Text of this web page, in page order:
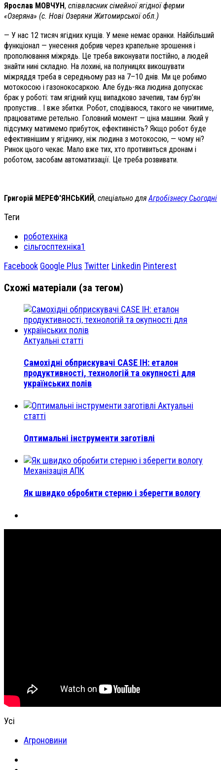
Ярослав МОВЧУН, співвласник сімейної ягідної ферми
«Озеряна» (с. Нові Озеряни Житомирської обл.)
— У нас 12 тисяч ягідних кущів. У мене немає оранки. Найбільший
функціонал — унесення добрив через крапельне зрошення і
прополювання міжрядь. Це треба виконувати постійно, а людей
знайти нині складно. На лохині, на полуницях викошувати
міжряддя треба в середньому раз на 7–10 днів. Ми це робимо
мотокосою і газонокосаркою. Але будь-яка людина допускає
брак у роботі: там ягідний кущ випадково зачепив, там бур’ян
пропустив… І вже збитки. Робот, сподіваюся, такого не чинитиме,
працюватиме ретельно. Головний момент — ціна машини. Який у
підсумку матимемо прибуток, ефективність? Якщо робот буде
ефективнішим у ягіднику, ніж людина з мотокосою, — чому ні?
Ринок цього чекає. Мало вже тих, хто противиться дронам і
роботом, засобам автоматизації. Це треба розвивати.
Григорій МЕРЕФ'ЯНСЬКИЙ, спеціально дляАгробізнесу Сьогодні
Теги
роботехніка
сільгосптехніка1
Facebook Google Plus Twitter Linkedin Pinterest
Схожі матеріали (за тегом)
Актуальні статті
Самохідні обприскувачі CASE IH: еталон
продуктивності, технологій та окупності для
українських полів
Актуальні
статті
Оптимальні інструменти заготівлі
Механізація АПК
Як швидко обробити стерню і зберегти вологу
Усі
Агроновини